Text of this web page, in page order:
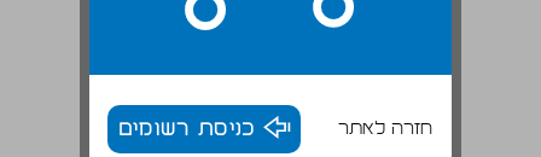
חזרה לאתר כניסת רשומים